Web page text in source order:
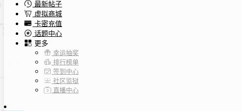
最新帖子
虚拟商城
卡密充值
话题中心
更多
幸运抽奖
排行榜单
签到中心
社区监狱
直播中心